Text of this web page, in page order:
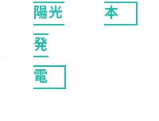
陽光
発
電
本